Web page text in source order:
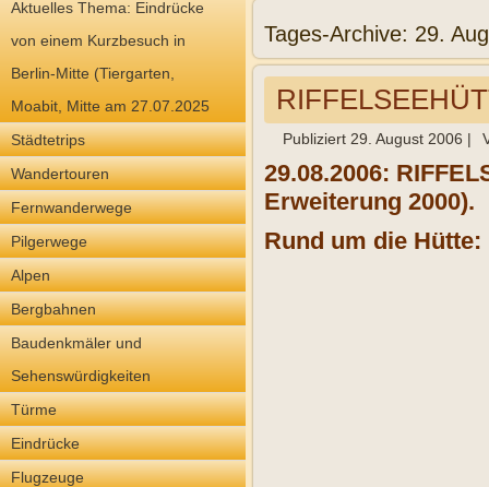
Aktuelles Thema: Eindrücke
von einem Kurzbesuch in
Berlin-Mitte (Tiergarten,
Moabit, Mitte am 27.07.2025
Städtetrips
Wandertouren
Fernwanderwege
Pilgerwege
Alpen
Bergbahnen
Baudenkmäler und
Sehenswürdigkeiten
Türme
Eindrücke
Flugzeuge
Tages-Archive: 29.
Publiziert 29. August 2006 |
29.08.2006:
Erweiterung 2000).
Rund um die Hütte: